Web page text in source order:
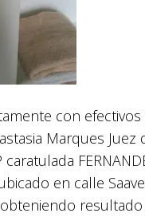
con
Marques Juez
en calle